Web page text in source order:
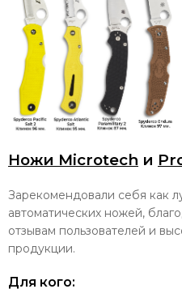
Ножи Microtech и
Зарекомендовали себя как
автоматических ножей,
отзывам пользователей и
продукции.
Для кого: